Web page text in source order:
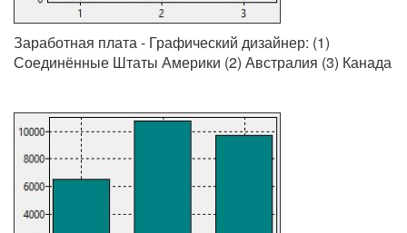
Заработная плата - Графический дизайнер: (1)
Соединённые Штаты Америки (2) Австралия (3) Канада